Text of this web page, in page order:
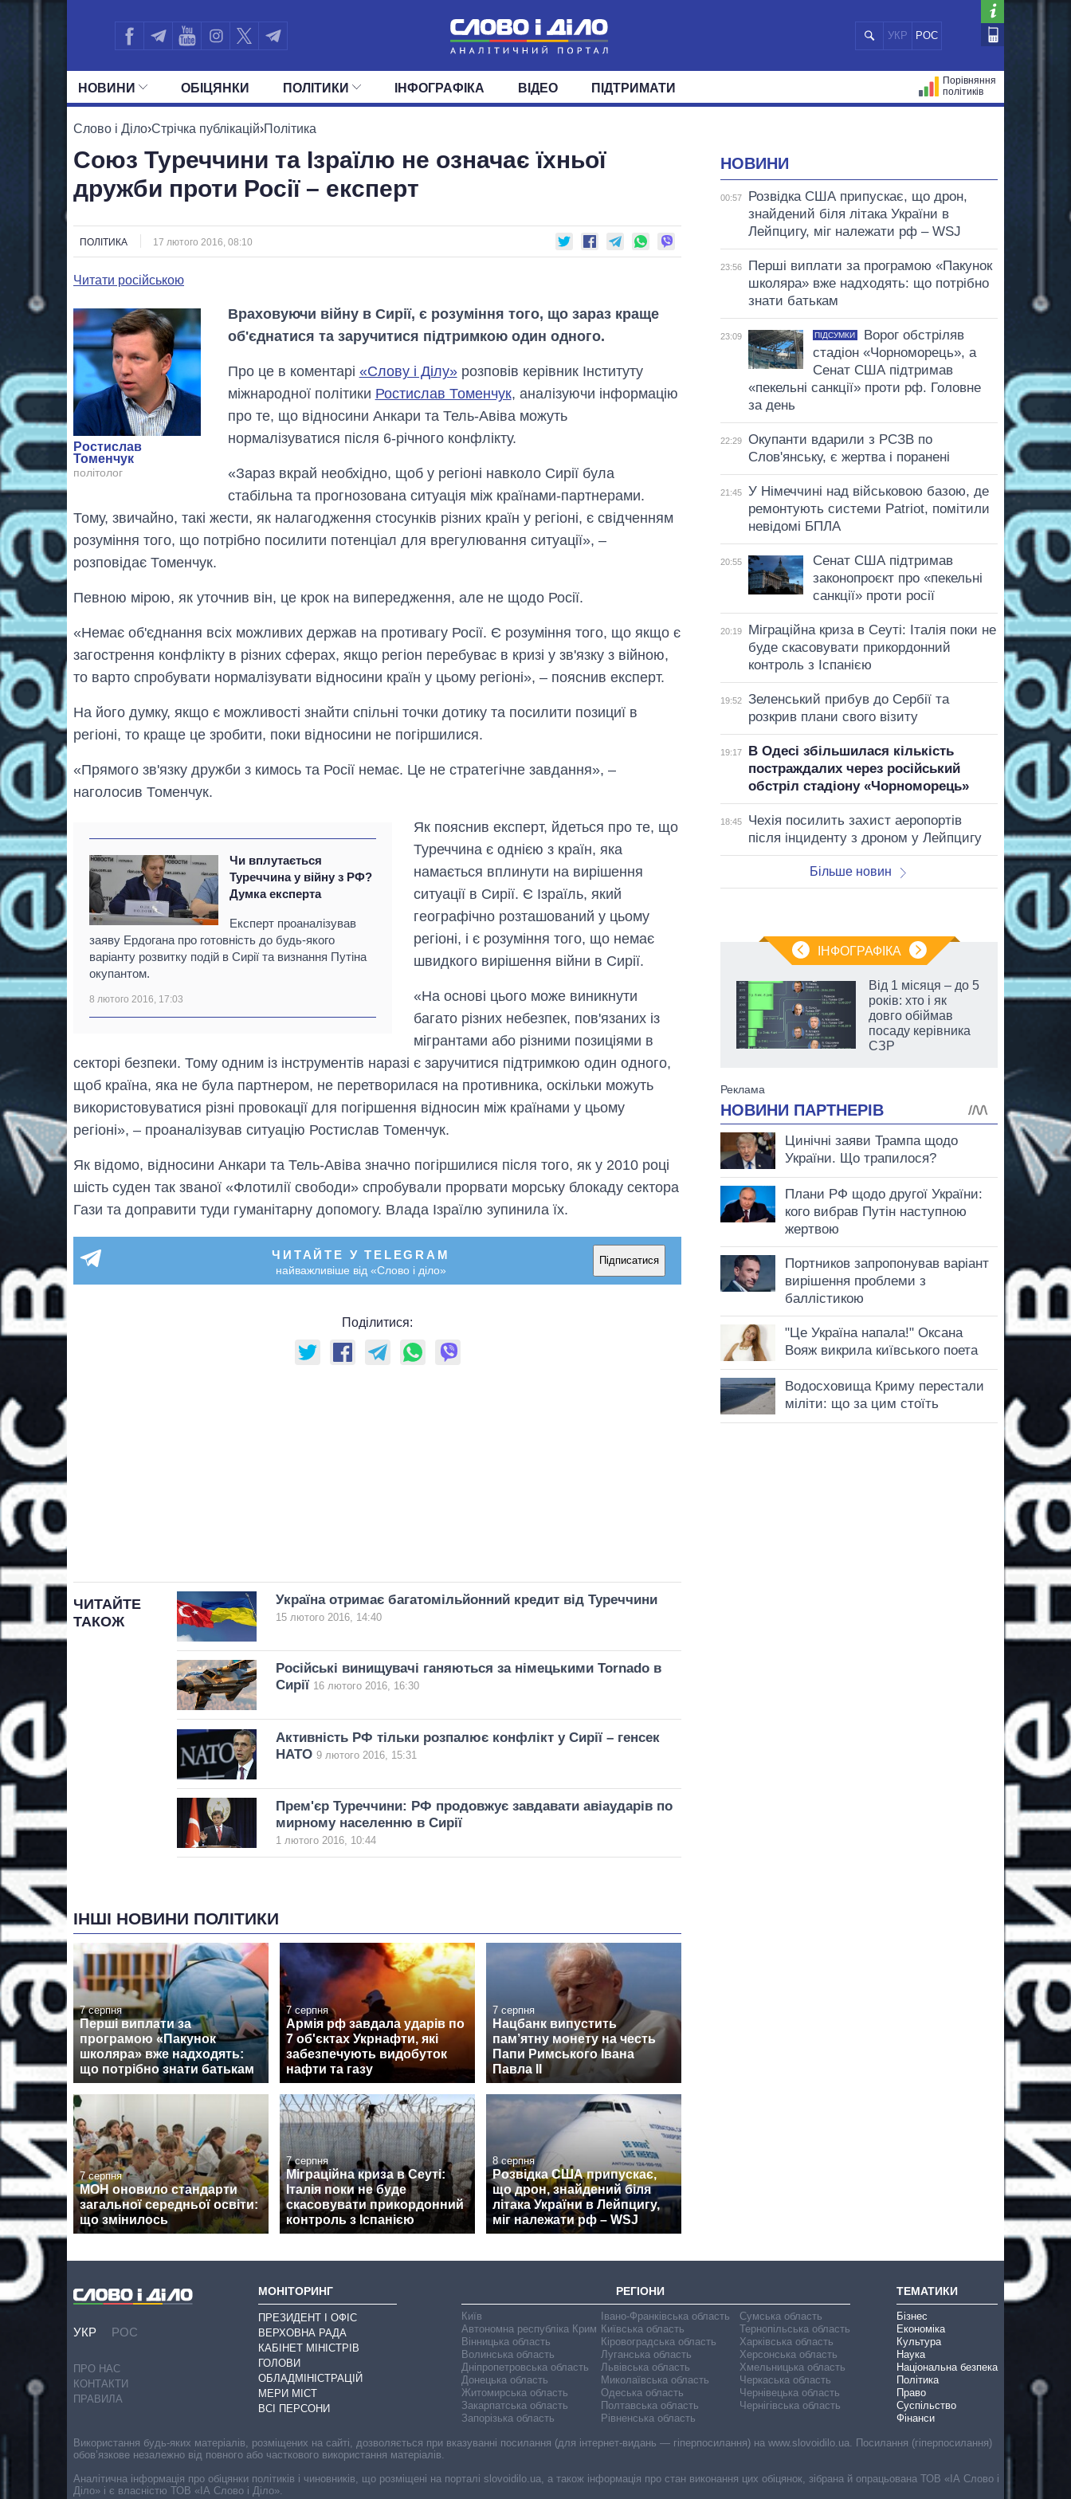
УКР РОС
НОВИНИ
ПОЛІТИКА ЕКОНОМІКА СУСПІЛЬСТВО
ОБIЦЯНКИ ПОЛIТИКИ
УСІ ПОЛІТИКИ ПРЕЗИДЕНТ І ОФІС
ДЕПУТАТИ КОМІТЕТИ ФРАКЦІЇ
ІНФОГРАФІКА ВІДЕО ПІДТРИМАТИ
Порівняння
політиків
Слово і Діло›Стрічка публікацій›Політика
Союз Туреччини та Ізраїлю не означає їхньої
дружби проти Росії – експерт
ПОЛІТИКА 17 лютого 2016, 08:10
Читати російською
Ростислав
Томенчук
політолог
Враховуючи війну в Сирії, є розуміння того, що зараз краще
об'єднатися та заручитися підтримкою один одного.
Про це в коментарі «Слову і Ділу»розповів керівник Інституту
міжнародної політики Ростислав Томенчук, аналізуючи інформацію
про те, що відносини Анкари та Тель-Авіва можуть
нормалізуватися після 6-річного конфлікту.
«Зараз вкрай необхідно, щоб у регіоні навколо Сирії була
стабільна та прогнозована ситуація між країнами-партнерами.
Тому, звичайно, такі жести, як налагодження стосунків різних країн у регіоні, є свідченням
розуміння того, що потрібно посилити потенціал для врегулювання ситуації», –
розповідає Томенчук.
Певною мірою, як уточнив він, це крок на випередження, але не щодо Росії.
«Немає об'єднання всіх можливих держав на противагу Росії. Є розуміння того, що якщо є
загострення конфлікту в різних сферах, якщо регіон перебуває в кризі у зв'язку з війною,
то варто спробувати нормалізувати відносини країн у цьому регіоні», – пояснив експерт.
На його думку, якщо є можливості знайти спільні точки дотику та посилити позициї в
регіоні, то краще це зробити, поки відносини не погіршилися.
«Прямого зв'язку дружби з кимось та Росії немає. Це не стратегічне завдання», –
наголосив Томенчук.
Чи вплутається
Туреччина у війну з РФ?
Думка експерта
Експерт проаналізував
заяву Ердогана про готовність до будь-якого
варіанту розвитку подій в Сирії та визнання Путіна
окупантом.
8 лютого 2016, 17:03
Як пояснив експерт, йдеться про те, що
Туреччина є однією з країн, яка
намається вплинути на вирішення
ситуації в Сирії. Є Ізраїль, який
географічно розташований у цьому
регіоні, і є розуміння того, що немає
швидкого вирішення війни в Сирії.
«На основі цього може виникнути
багато різних небезпек, пов'язаних із
мігрантами або різними позиціями в
секторі безпеки. Тому одним із інструментів наразі є заручитися підтримкою один одного,
щоб країна, яка не була партнером, не перетворилася на противника, оскільки можуть
використовуватися різні провокації для погіршення відносин між країнами у цьому
регіоні», – проаналізував ситуацію Ростислав Томенчук.
Як відомо, відносини Анкари та Тель-Авіва значно погіршилися після того, як у 2010 році
шість суден так званої «Флотилії свободи» спробували прорвати морську блокаду сектора
Гази та доправити туди гуманітарну допомогу. Влада Ізраїлю зупинила їх.
ЧИТАЙТЕ У TELEGRAM
найважливіше від «Слово і діло»
Підписатися
Поділитися:
ЧИТАЙТЕ
ТАКОЖ
Україна отримає багатомільйонний кредит від Туреччини
15 лютого 2016, 14:40
Російські винищувачі ганяються за німецькими Tornado в
Сирії 16 лютого 2016, 16:30
Активність РФ тільки розпалює конфлікт у Сирії – генсек
НАТО 9 лютого 2016, 15:31
Прем'єр Туреччини: РФ продовжує завдавати авіаударів по
мирному населенню в Сирії
1 лютого 2016, 10:44
ІНШІ НОВИНИ ПОЛІТИКИ
7 серпня
Перші виплати за
програмою «Пакунок
школяра» вже надходять:
що потрібно знати батькам
7 серпня
Армія рф завдала ударів по
7 об'єктах Укрнафти, які
забезпечують видобуток
нафти та газу
7 серпня
Нацбанк випустить
пам’ятну монету на честь
Папи Римського Івана
Павла II
7 серпня
МОН оновило стандарти
загальної середньої освіти:
що змінилось
7 серпня
Міграційна криза в Сеуті:
Італія поки не буде
скасовувати прикордонний
контроль з Іспанією
8 серпня
Розвідка США припускає,
що дрон, знайдений біля
літака України в Лейпцигу,
міг належати рф – WSJ
НОВИНИ
00:57
Розвідка США припускає, що дрон,
знайдений біля літака України в
Лейпцигу, міг належати рф – WSJ
23:56
Перші виплати за програмою «Пакунок
школяра» вже надходять: що потрібно
знати батькам
23:09 ПІДСУМКИ
Ворог обстріляв
стадіон «Чорноморець», а
Сенат США підтримав
«пекельні санкції» проти рф. Головне
за день
22:29
Окупанти вдарили з РСЗВ по
Слов'янську, є жертва і поранені
21:45
У Німеччині над військовою базою, де
ремонтують системи Patriot, помітили
невідомі БПЛА
20:55
Сенат США підтримав
законопроєкт про «пекельні
санкції» проти росії
20:19
Міграційна криза в Сеуті: Італія поки не
буде скасовувати прикордонний
контроль з Іспанією
19:52
Зеленський прибув до Сербії та
розкрив плани свого візиту
19:17
В Одесі збільшилася кількість
постраждалих через російський
обстріл стадіону «Чорноморець»
18:45
Чехія посилить захист аеропортів
після інциденту з дроном у Лейпцигу
Більше новин
ІНФОГРАФІКА
бюджет
Міністерства
років війни з
росією
Від 1 місяця – до 5
років: хто і як
довго обіймав
посаду керівника
СЗР
УКР РОС
ПРО НАС
КОНТАКТИ
ПРАВИЛА
МОНІТОРИНГ
ПРЕЗИДЕНТ І ОФІС
ВЕРХОВНА РАДА
КАБІНЕТ МІНІСТРІВ
ГОЛОВИ
ОБЛАДМІНІСТРАЦІЙ
МЕРИ МІСТ
ВСІ ПЕРСОНИ
РЕГІОНИ
Київ
Автономна республіка Крим
Вінницька область
Волинська область
Дніпропетровська область
Донецька область
Житомирська область
Закарпатська область
Запорізька область
Івано-Франківська область
Київська область
Кіровоградська область
Луганська область
Львівська область
Миколаївська область
Одеська область
Полтавська область
Рівненська область
Сумська область
Тернопільська область
Харківська область
Херсонська область
Хмельницька область
Черкаська область
Чернівецька область
Чернігівська область
ТЕМАТИКИ
Бізнес
Економіка
Культура
Наука
Національна безпека
Політика
Право
Суспільство
Фінанси
Використання будь-яких матеріалів, розміщених на сайті, дозволяється при вказуванні посилання (для інтернет-видань — гіперпосилання) на www.slovoidilo.ua. Посилання (гіперпосилання)
обов’язкове незалежно від повного або часткового використання матеріалів.
Аналітична інформація про обіцянки політиків і чиновників, що розміщені на порталі slovoidilo.ua, а також інформація про стан виконання цих обіцянок, зібрана й опрацьована ТОВ «ІА Слово і
Діло» і є власністю ТОВ «ІА Слово і Діло».